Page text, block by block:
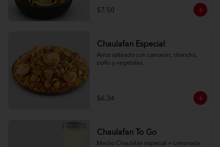
$7.50
Chaulafan Especial
Arroz salteado con camarón, chancho,
pollo y vegetales.
$6.34
Chaulafan To Go
Medio Chaulafán especial + Limonada